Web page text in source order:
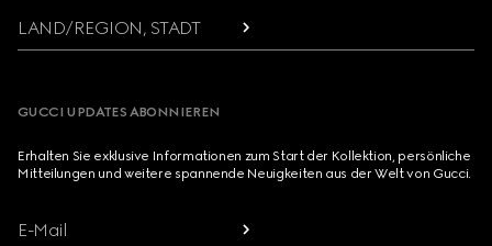
LAND/REGION, STADT
GUCCI UPDATES ABONNIEREN
Erhalten Sie exklusive Informationen zum Start der Kollektion, persönliche
Mitteilungen und weitere spannende Neuigkeiten aus der Welt von Gucci.
E-Mail